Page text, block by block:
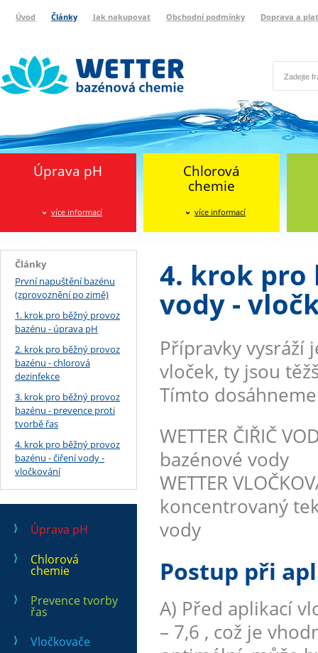
Úvod Články Jak nakupovat Obchodní podmínky Doprava a
Úprava pH
více informací
Chlorová
chemie
více informací
Články
První napuštění bazénu
(zprovoznění po zimě)
1. krok pro běžný provoz
bazénu - úprava pH
2. krok pro běžný provoz
bazénu - chlorová
dezinfekce
3. krok pro běžný provoz
bazénu - prevence proti
tvorbě řas
4. krok pro běžný provoz
bazénu - čiření vody -
vločkování
Úprava pH
Chlorová
chemie
Prevence tvorby
řas
Vločkovače
4. krok pro
vody -
Přípravky vysráží
vloček, ty jsou
Tímto
WETTER ČIŘIČ
bazénové vody
WETTER
koncentrovaný
vody
Postup při
A) Před aplikací
– 7,6 , což je